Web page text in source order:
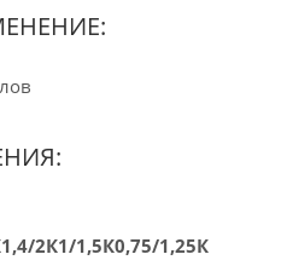
1,4/2К1/1,5К0,75/1,25К